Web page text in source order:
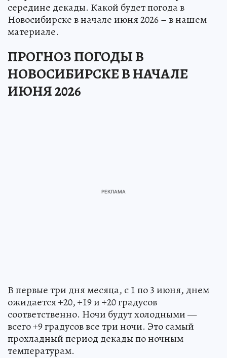
середине декады. Какой будет погода в
Новосибирске в начале июня 2026 – в нашем
материале.
ПРОГНОЗ ПОГОДЫ В
НОВОСИБИРСКЕ В НАЧАЛЕ
ИЮНЯ 2026
В первые три дня месяца, с 1 по 3 июня, днем
ожидается +20, +19 и +20 градусов
соответственно. Ночи будут холодными —
всего +9 градусов все три ночи. Это самый
прохладный период декады по ночным
температурам.